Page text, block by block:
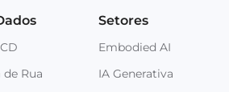
Rua
Setores
Embodied AI
IA Generativa